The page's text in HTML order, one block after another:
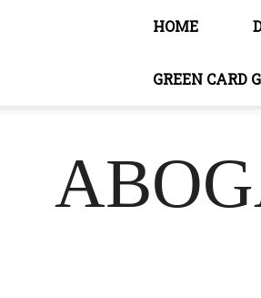
HOME
GREEN CARD